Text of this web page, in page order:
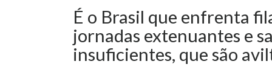
É o Brasil que enfrenta
jornadas extenuantes e
insuficientes, que são